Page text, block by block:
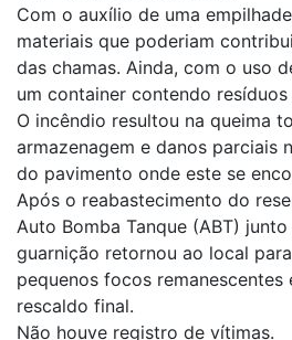
Com o auxílio de uma
materiais que poderiam
das chamas. Ainda, com o uso
um container contendo
O incêndio resultou na queima
armazenagem e danos parciais
do pavimento onde este se
Após o reabastecimento do
Auto Bomba Tanque (ABT)
guarnição retornou ao local
pequenos focos remanescentes
rescaldo final.
Não houve registro de vítimas.